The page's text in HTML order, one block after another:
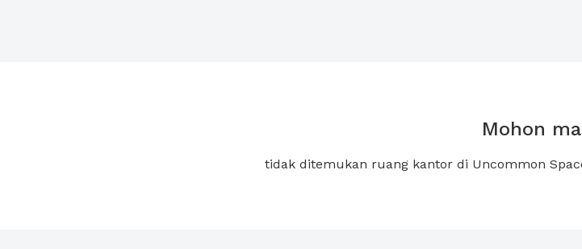
Mohon
tidak ditemukan ruang kantor di Uncommon